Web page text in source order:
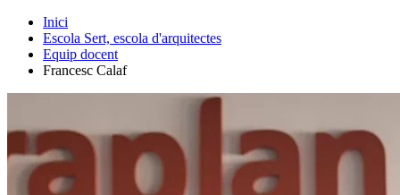
Inici
Escola Sert, escola d'arquitectes
Equip docent
Francesc Calaf